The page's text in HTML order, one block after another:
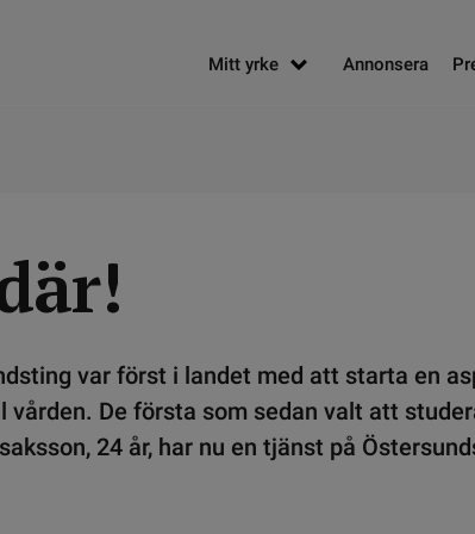
Mitt yrke Annonsera
var först i landet med att starta en
vården. De första som sedan valt att
24 år, har nu en tjänst på